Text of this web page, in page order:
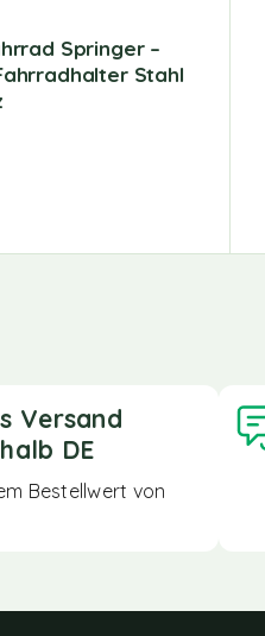
Springer –
Stahl
Versand
DE
Bestellwert von